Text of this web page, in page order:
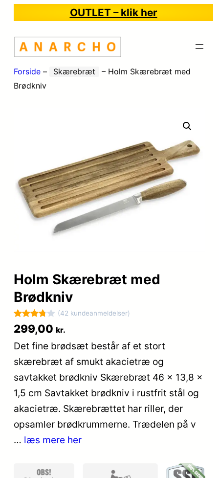
OUTLET – klik her
Forside – Skærebræt – Holm Skærebræt med
Brødkniv
Holm Skærebræt med
Brødkniv
Bedømt
3.8ud af
5
baseret
42
kundebed
ømmels
er
(42 kundeanmeldelser)
299,00 kr.
Det fine brødsæt består af et stort
skærebræt af smukt akacietræ og
savtakket brødkniv Skærebræt 46 x 13,8 x
1,5 cm Savtakket brødkniv i rustfrit stål og
akacietræ. Skærebrættet har riller, der
opsamler brødkrummerne. Trædelen på v
… læs mere her